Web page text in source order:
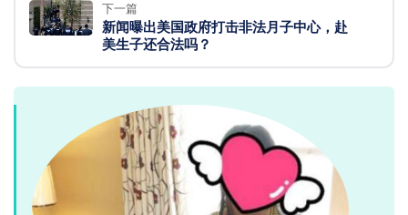
下一篇
新闻曝出美国政府打击非法月子中心，赴
美生子还合法吗？